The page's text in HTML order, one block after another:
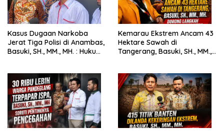
Kasus Dugaan Narkoba
Jerat Tiga Polisi di Anambas,
Basuki, SH., MM., MH. : Hukum
Kemarau Ekstrem Ancam 43
Hektare Sawah di
Tangerang, Basuki, SH., MM.,